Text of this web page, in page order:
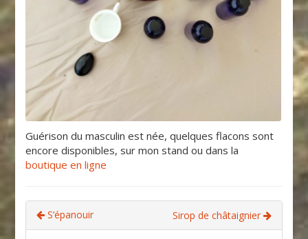
Guérison du masculin est née, quelques flacons sont
encore disponibles, sur mon stand ou dans la
boutique en ligne
S’épanouir Sirop de châtaignier